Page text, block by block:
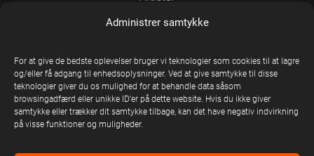
Administrer samtykke
For at give de bedste oplevelser bruger vi teknologier som cookies til at lagre
og/eller få adgang til enhedsoplysninger. Ved at give samtykke til disse
teknologier giver du os mulighed for at behandle data såsom
browsingadfærd eller unikke ID'er på dette website. Hvis du ikke giver
samtykke eller trækker dit samtykke tilbage, kan det have negativ indvirkning
på visse funktioner og muligheder.
Nyheder
EN DEL AF UNITED STAGE GROUP